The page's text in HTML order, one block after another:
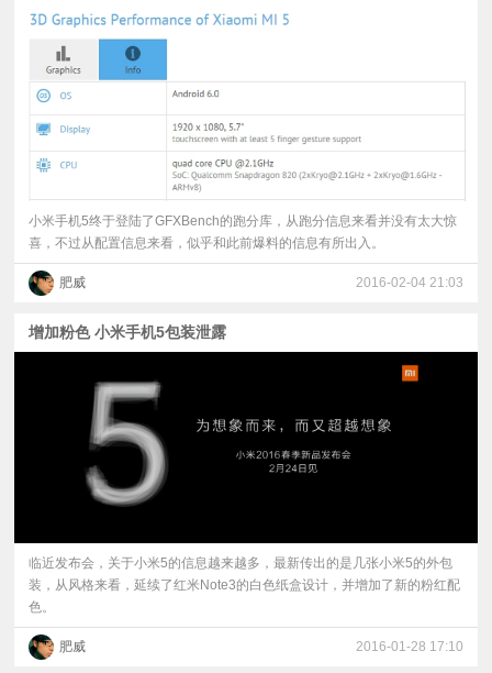
小米手机5终于登陆了GFXBench的跑分库，从跑分信息来看并没有太大惊
喜，不过从配置信息来看，似乎和此前爆料的信息有所出入。
肥威 2016-02-04 21:03
增加粉色 小米手机5包装泄露
临近发布会，关于小米5的信息越来越多，最新传出的是几张小米5的外包
装，从风格来看，延续了红米Note3的白色纸盒设计，并增加了新的粉红配
色。
肥威 2016-01-28 17:10